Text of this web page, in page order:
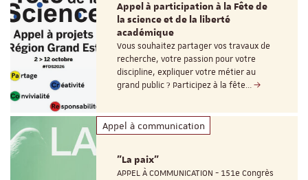
Appel à participation à la Fête de
la science et de la liberté
académique
Vous souhaitez partager vos travaux de
recherche, votre passion pour votre
discipline, expliquer votre métier au
grand public ? Participez à la fête…
Appel à communication
"La paix"
APPEL À COMMUNICATION - 151e Congrès